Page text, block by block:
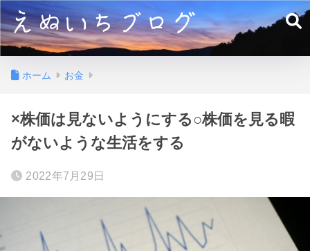
ホーム お金
×株価は見ないようにする○株価を見る暇
がないような生活をする
2022年7月29日